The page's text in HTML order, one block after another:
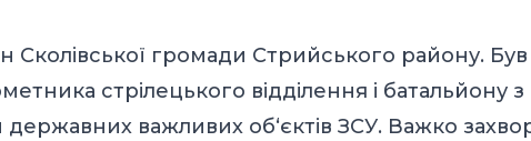
Сколівської громади Стрийського району. Був
стрілецького відділення і батальйону з
важливих об‘єктів ЗСУ. Важко